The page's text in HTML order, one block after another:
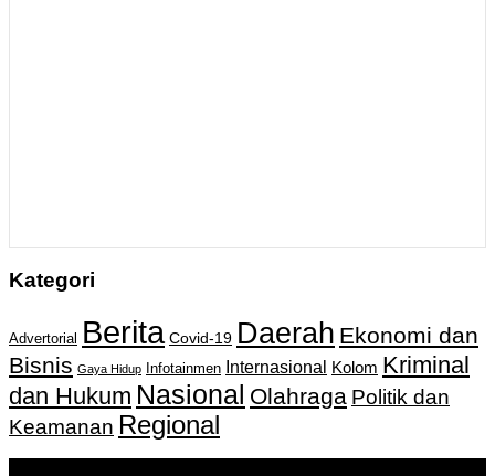
Kategori
Advertorial Berita Covid-19 Daerah Ekonomi dan
Bisnis Gaya Hidup Infotainmen Internasional Kolom Kriminal
dan Hukum Nasional Olahraga Politik dan
Keamanan Regional